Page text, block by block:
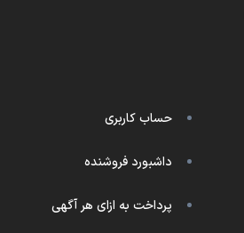
حساب کاربری
داشبورد فروشنده
پرداخت به ازای هر آگهی